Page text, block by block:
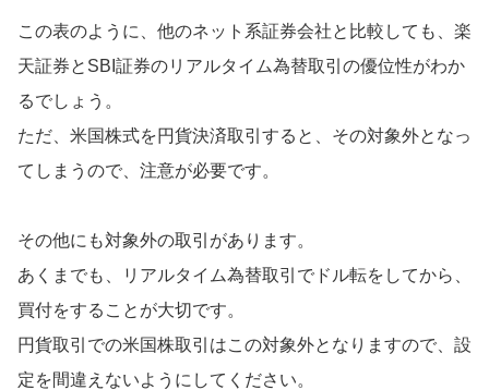
この表のように、他のネット系証券会社と比較しても、楽
天証券とSBI証券のリアルタイム為替取引の優位性がわか
るでしょう。
ただ、米国株式を円貨決済取引すると、その対象外となっ
てしまうので、注意が必要です。
その他にも対象外の取引があります。
あくまでも、リアルタイム為替取引でドル転をしてから、
買付をすることが大切です。
円貨取引での米国株取引はこの対象外となりますので、設
定を間違えないようにしてください。